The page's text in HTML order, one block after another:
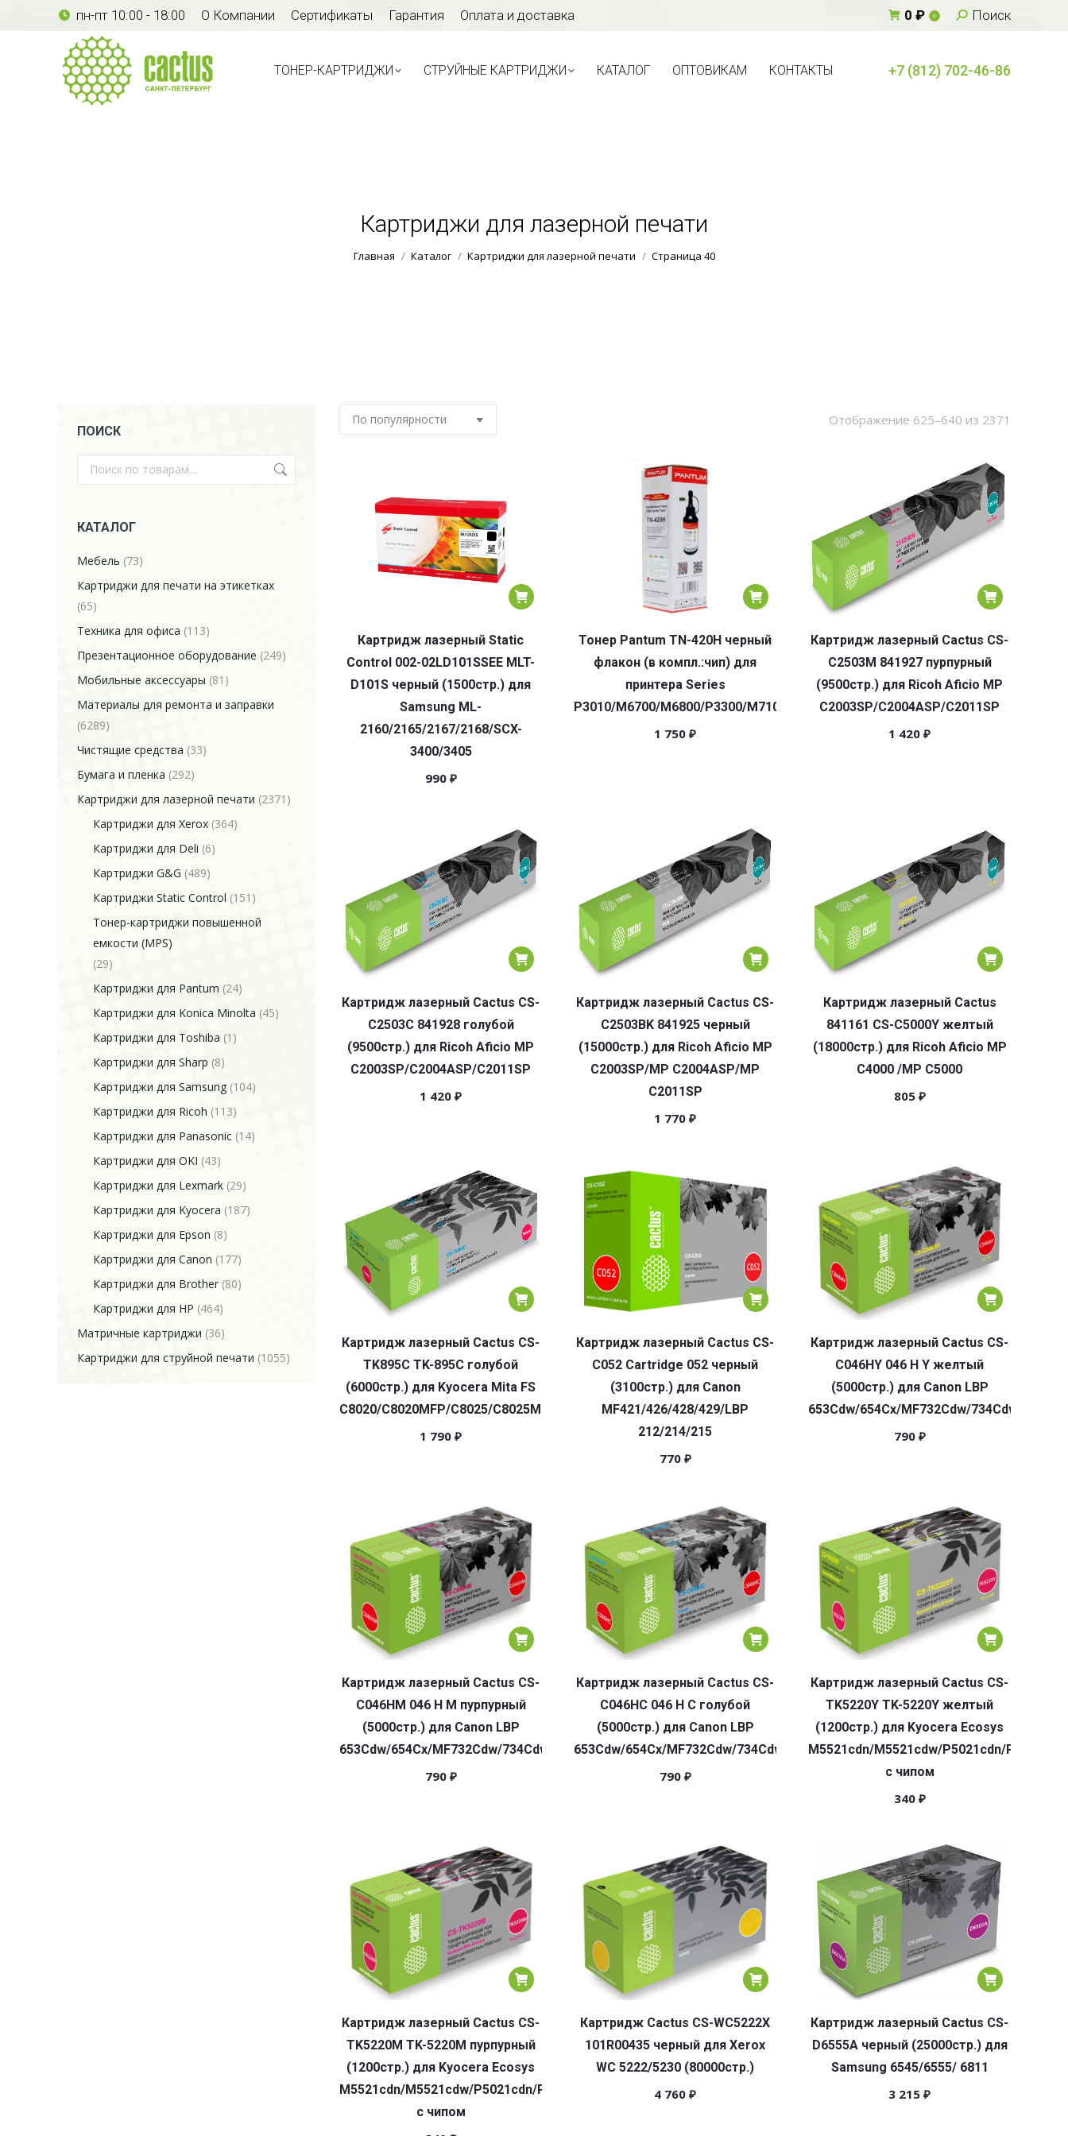
пн-пт 10:00 - 18:00 О Компании Сертификаты Гарантия Оплата и доставка 0 ₽ 0 Поиск:
Поиск
ТОНЕР-КАРТРИДЖИ СТРУЙНЫЕ КАРТРИДЖИ КАТАЛОГ ОПТОВИКАМ КОНТАКТЫ +7 (812) 702-46-86
Картриджи для лазерной печати
Главная Каталог Картриджи для лазерной печати Страница 40
Отображение 625–640 из 2371
Картридж лазерный Static
Control 002-02LD101SSEE MLT-
D101S черный (1500стр.) для
Samsung ML-
2160/2165/2167/2168/SCX-
3400/3405
990 ₽
Тонер Pantum TN-420H черный
флакон (в компл.:чип) для
принтера Series
P3010/M6700/M6800/P3300/M7100/M7200/P3300/M7100/M7300
1 750 ₽
Картридж лазерный Cactus CS-
C2503M 841927 пурпурный
(9500стр.) для Ricoh Aficio MP
C2003SP/C2004ASP/C2011SP
1 420 ₽
Картридж лазерный Cactus CS-
C2503C 841928 голубой
(9500стр.) для Ricoh Aficio MP
C2003SP/C2004ASP/C2011SP
1 420 ₽
Картридж лазерный Cactus CS-
C2503BK 841925 черный
(15000стр.) для Ricoh Aficio MP
C2003SP/MP C2004ASP/MP
C2011SP
1 770 ₽
Картридж лазерный Cactus
841161 CS-C5000Y желтый
(18000стр.) для Ricoh Aficio MP
C4000 /MP C5000
805 ₽
Картридж лазерный Cactus CS-
TK895C TK-895C голубой
(6000стр.) для Kyocera Mita FS
C8020/C8020MFP/C8025/C8025MFP
1 790 ₽
Картридж лазерный Cactus CS-
C052 Cartridge 052 черный
(3100стр.) для Canon
MF421/426/428/429/LBP
212/214/215
770 ₽
Картридж лазерный Cactus CS-
C046HY 046 H Y желтый
(5000стр.) для Canon LBP
653Cdw/654Cx/MF732Cdw/734Cdw/735Cx
790 ₽
Картридж лазерный Cactus CS-
C046HM 046 H M пурпурный
(5000стр.) для Canon LBP
653Cdw/654Cx/MF732Cdw/734Cdw/735Cx
790 ₽
Картридж лазерный Cactus CS-
C046HC 046 H C голубой
(5000стр.) для Canon LBP
653Cdw/654Cx/MF732Cdw/734Cdw/735Cx
790 ₽
Картридж лазерный Cactus CS-
TK5220Y TK-5220Y желтый
(1200стр.) для Kyocera Ecosys
M5521cdn/M5521cdw/P5021cdn/P5021cdw
с чипом
340 ₽
Картридж лазерный Cactus CS-
TK5220M TK-5220M пурпурный
(1200стр.) для Kyocera Ecosys
M5521cdn/M5521cdw/P5021cdn/P5021cdw
с чипом
Картридж Cactus CS-WC5222X
101R00435 черный для Xerox
WC 5222/5230 (80000стр.)
4 760 ₽
Картридж лазерный Cactus CS-
D6555A черный (25000стр.) для
Samsung 6545/6555/ 6811
3 215 ₽
ПОИСК
КАТАЛОГ
Мебель (73)
Картриджи для печати на этикетках
(65)
Техника для офиса (113)
Презентационное оборудование (249)
Мобильные аксессуары (81)
Материалы для ремонта и заправки
(6289)
Чистящие средства (33)
Бумага и пленка (292)
Картриджи для лазерной печати (2371)
Картриджи для Xerox (364)
Картриджи для Deli (6)
Картриджи G&G (489)
Картриджи Static Control (151)
Тонер-картриджи повышенной
емкости (MPS)
(29)
Картриджи для Pantum (24)
Картриджи для Konica Minolta (45)
Картриджи для Toshiba (1)
Картриджи для Sharp (8)
Картриджи для Samsung (104)
Картриджи для Ricoh (113)
Картриджи для Panasonic (14)
Картриджи для OKI (43)
Картриджи для Lexmark (29)
Картриджи для Kyocera (187)
Картриджи для Epson (8)
Картриджи для Canon (177)
Картриджи для Brother (80)
Картриджи для HP (464)
Матричные картриджи (36)
Картриджи для струйной печати (1055)